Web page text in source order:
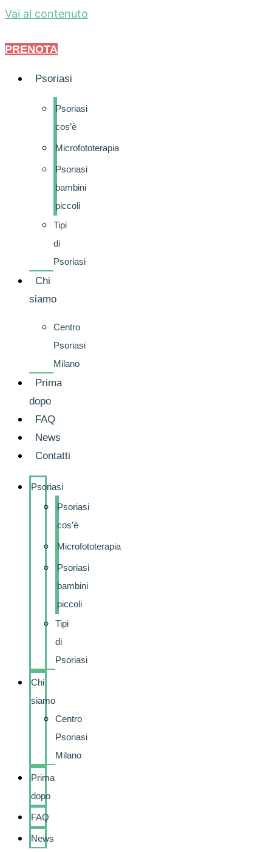
Vai al contenuto
PRENOTA
Psoriasi
Psoriasi
cos’è
Microfototerapia
Psoriasi
bambini
piccoli
Tipi
di
Psoriasi
Chi
siamo
Centro
Psoriasi
Milano
Prima
dopo
FAQ
News
Contatti
Psoriasi
Psoriasi
cos’è
Microfototerapia
Psoriasi
bambini
piccoli
Tipi
di
Psoriasi
Chi
siamo
Centro
Psoriasi
Milano
Prima
dopo
FAQ
News